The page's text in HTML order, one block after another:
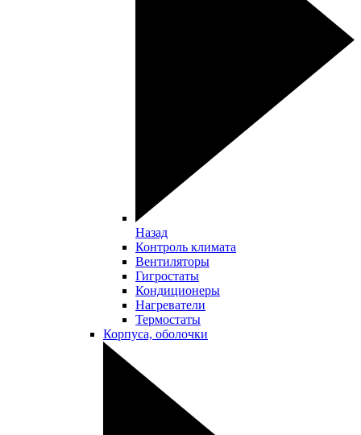
Назад
Контроль климата
Вентиляторы
Гигростаты
Кондиционеры
Нагреватели
Термостаты
Корпуса, оболочки